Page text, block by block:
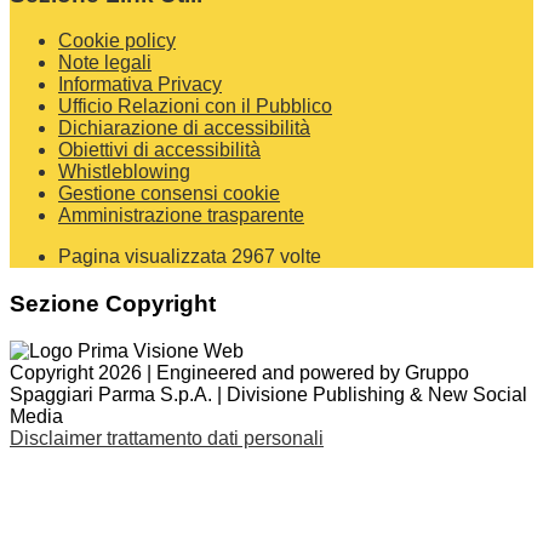
Cookie policy
Note legali
Informativa Privacy
Ufficio Relazioni con il Pubblico
Dichiarazione di accessibilità
Obiettivi di accessibilità
Whistleblowing
Gestione consensi cookie
Amministrazione trasparente
Pagina visualizzata 2967 volte
Sezione Copyright
Copyright 2026 | Engineered and powered by Gruppo
Spaggiari Parma S.p.A. | Divisione Publishing & New Social
Media
Disclaimer trattamento dati personali